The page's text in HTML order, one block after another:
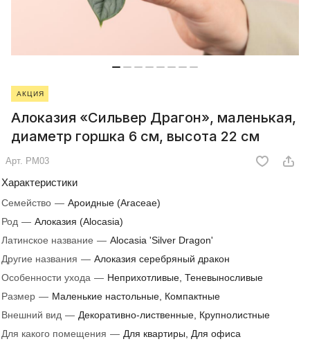
АКЦИЯ
Алоказия «Сильвер Драгон», маленькая,
диаметр горшка 6 см, высота 22 см
Арт. РМ03
Характеристики
Семейство — Ароидные (Araceae)
Род — Алоказия (Alocasia)
Латинское название — Alocasia 'Silver Dragon'
Другие названия — Алоказия серебряный дракон
Особенности ухода — Неприхотливые, Теневыносливые
Размер — Маленькие настольные, Компактные
Внешний вид — Декоративно-лиственные, Крупнолистные
Для какого помещения — Для квартиры, Для офиса